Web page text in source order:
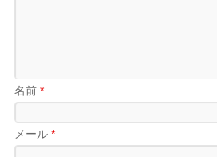
名前*
メール*